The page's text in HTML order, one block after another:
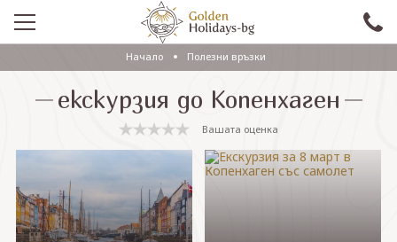
ПРОМО
EКСКУРЗИИ СЪС САМОЛЕТ
САМОЛЕТНИ ПОЧИВКИ
ПОЧИВКИ С АВТОБУС
Начало Полезни връзки
екскурзия до Копенхаген
Вашата оценка